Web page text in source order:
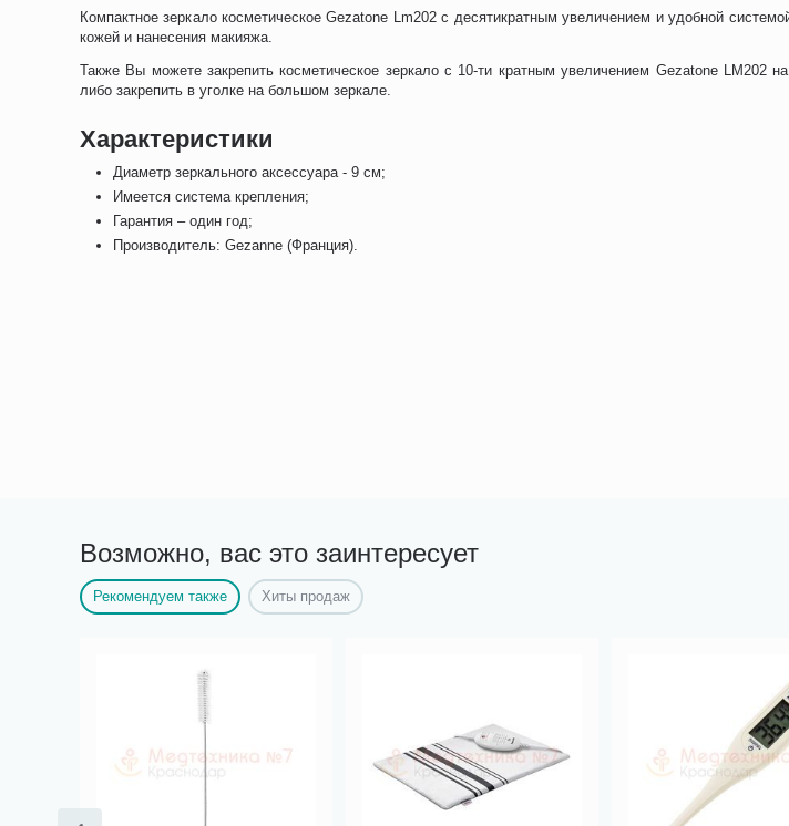
Компактное зеркало косметическое Gezatone Lm202 с десятикратным увеличением и удобной
кожей и нанесения макияжа.
Также Вы можете закрепить косметическое зеркало с 10-ти кратным увеличением Gezatone LM202
либо закрепить в уголке на большом зеркале.
Характеристики
Диаметр зеркального аксессуара - 9 см;
Имеется система крепления;
Гарантия – один год;
Производитель: Gezanne (Франция).
Возможно, вас это заинтересует
Рекомендуем также Хиты продаж